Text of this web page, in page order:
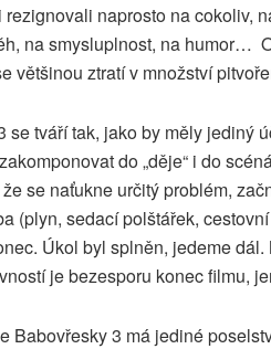
rezignovali naprosto na cokoliv,
na smysluplnost, na humor…
většinou ztratí v množství
se tváří tak, jako by měly jediný
do „děje“ i do
se naťukne určitý problém,
(plyn, sedací polštářek,
Úkol byl splněn, jedeme
je bezesporu konec filmu,
Babovřesky 3 má jediné